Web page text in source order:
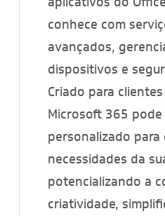
conhece com
avançados,
dispositivos e
Criado para
Microsoft 365
personalizado para
necessidades da
potencializando a
criatividade,